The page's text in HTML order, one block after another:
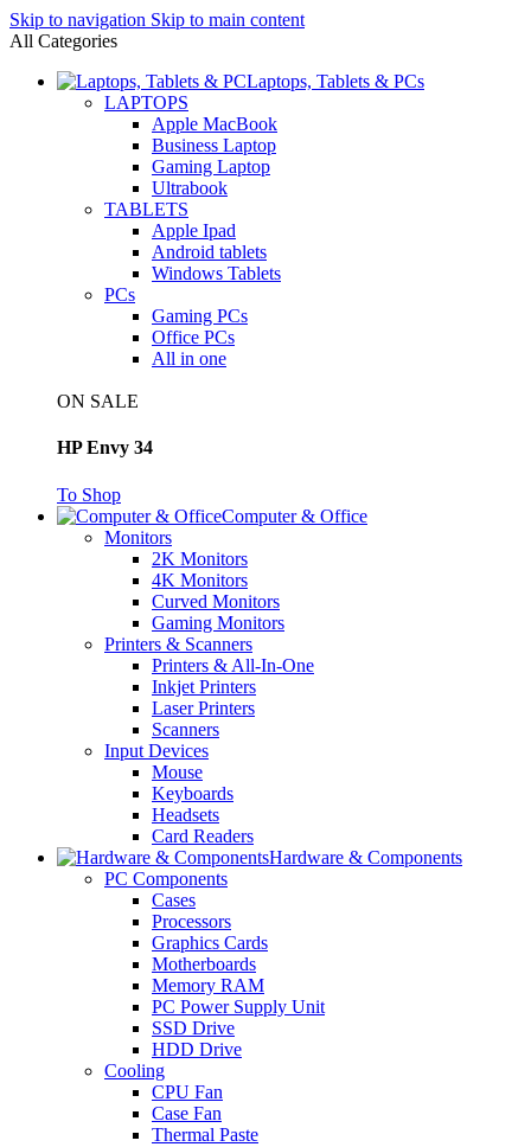
Skip to navigation Skip to main content
All Categories
Laptops, Tablets & PCs
LAPTOPS
Apple MacBook
Business Laptop
Gaming Laptop
Ultrabook
TABLETS
Apple Ipad
Android tablets
Windows Tablets
PCs
Gaming PCs
Office PCs
All in one
ON SALE
HP Envy 34
To Shop
Computer & Office
Monitors
2K Monitors
4K Monitors
Curved Monitors
Gaming Monitors
Printers & Scanners
Printers & All-In-One
Inkjet Printers
Laser Printers
Scanners
Input Devices
Mouse
Keyboards
Headsets
Card Readers
Hardware & Components
PC Components
Cases
Processors
Graphics Cards
Motherboards
Memory RAM
PC Power Supply Unit
SSD Drive
HDD Drive
Cooling
CPU Fan
Case Fan
Thermal Paste